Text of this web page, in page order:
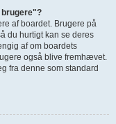
brugere"?
af boardet. Brugere på
du hurtigt kan se deres
af om boardets
også blive fremhævet.
fra denne som standard